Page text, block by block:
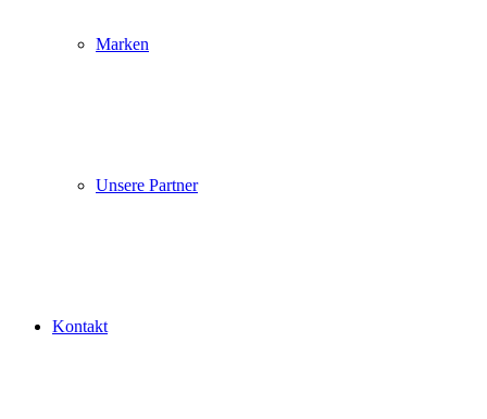
Marken
Unsere Partner
Kontakt